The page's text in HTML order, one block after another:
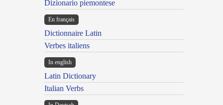
Dizionario piemontese
En français
Dictionnaire Latin
Verbes italiens
In english
Latin Dictionary
Italian Verbs